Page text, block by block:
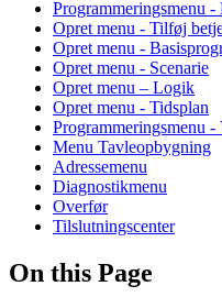
Programmeringsmenu -
Opret menu - Tilføj
Opret menu -
Opret menu - Scenarie
Opret menu – Logik
Opret menu - Tidsplan
Programmeringsmenu
Menu Tavleopbygning
Adressemenu
Diagnostikmenu
Overfør
Tilslutningscenter
On this Page